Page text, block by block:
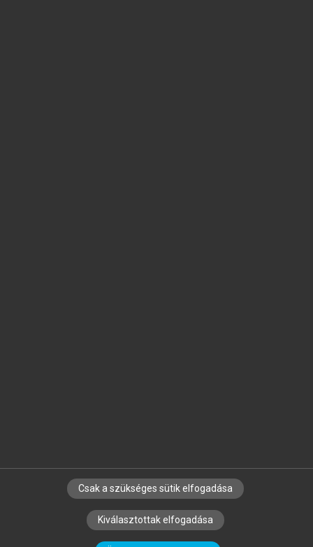
SZERZŐKNEK CÉGEKNEK KÖNYVTÁROSOKNAK
SZERKESZTÉSI ÉS LEKTORÁLÁSI ALAPELVEK
Csak a szükséges sütik elfogadása
Kiválasztottak elfogadása